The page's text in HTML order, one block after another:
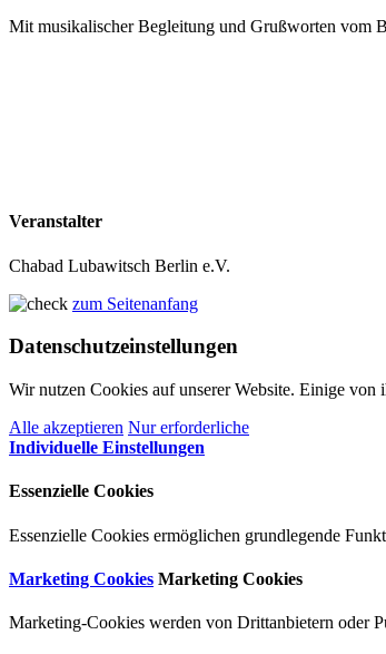
Mit musikalischer Begleitung und Grußworten vom
Veranstalter
Chabad Lubawitsch Berlin e.V.
zum Seitenanfang
Datenschutzeinstellungen
Wir nutzen Cookies auf unserer Website. Einige von
Alle akzeptieren Nur erforderliche
Individuelle Einstellungen
Essenzielle Cookies
Essenzielle Cookies ermöglichen grundlegende
Marketing Cookies Marketing Cookies
Marketing-Cookies werden von Drittanbietern oder